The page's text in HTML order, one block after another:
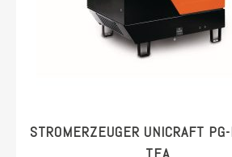
STROMERZEUGER UNICRAFT
TEA